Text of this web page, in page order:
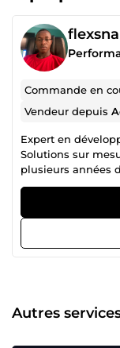
Commande en
Vendeur depuis
Expert en
Solutions sur
plusieurs années
l'optimisation de
complète de
solutions digitales
besoins. Que
une intégration
intégrations
entre vos services
Autres